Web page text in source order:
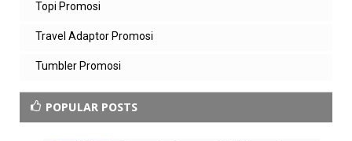
Topi Promosi
Travel Adaptor Promosi
Tumbler Promosi
POPULAR POSTS